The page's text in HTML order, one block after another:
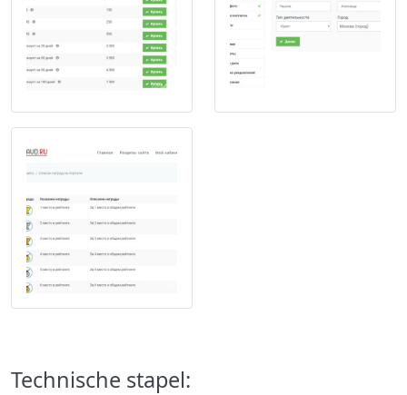
Technische stapel: